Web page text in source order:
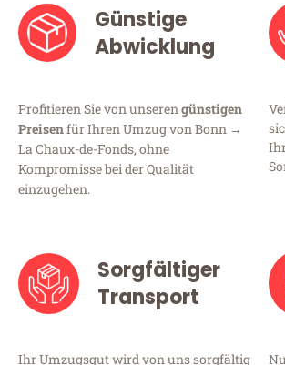
Günstige
Abwicklung
Profitieren Sie von unserengünstigen
Preisenfür Ihren Umzug von Bonn →
La Chaux-de-Fonds, ohne
Kompromisse bei der Qualität
einzugehen.
Sorgfältiger
Transport
Ihr Umzugsgut wird von uns sorgfältig